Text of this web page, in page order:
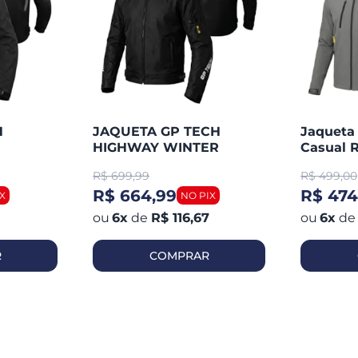
JAQUETA GP TECH
HIGHWAY WINTER
R$ 699,99
R$ 664,99
6x de R$ 116,67
COMPRAR
Jaqueta
Casual
R$ 499,00
R$
6x de